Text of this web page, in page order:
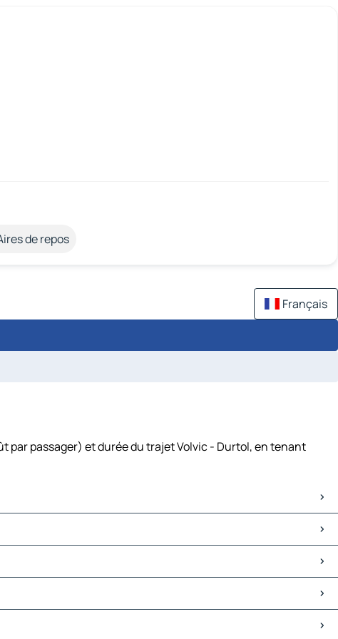
de repos
Français
passager) et durée du trajet Volvic - Durtol, en tenant